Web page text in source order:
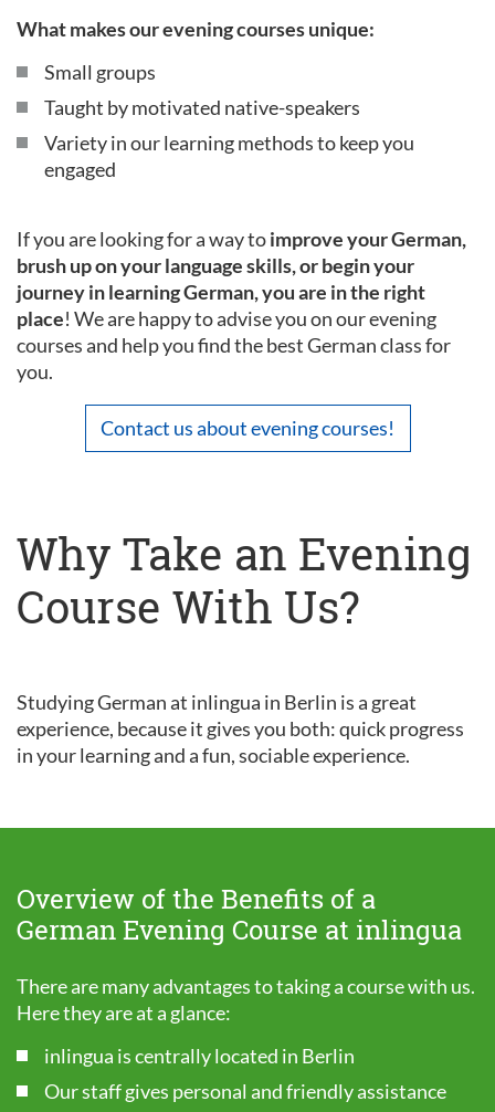
What makes our evening courses unique:
Small groups
Taught by motivated native-speakers
Variety in our learning methods to keep you
engaged
If you are looking for a way toimprove your German,
brush up on your language skills, or begin your
journey in learning German, you are in the right
place! We are happy to advise you on our evening
courses and help you find the best German class for
you.
Contact us about evening courses!
Why Take an Evening
Course With Us?
Studying German at inlingua in Berlin is a great
experience, because it gives you both: quick progress
in your learning and a fun, sociable experience.
Overview of the Benefits of a
German Evening Course at inlingua
There are many advantages to taking a course with us.
Here they are at a glance:
inlingua is centrally located in Berlin
Our staff gives personal and friendly assistance